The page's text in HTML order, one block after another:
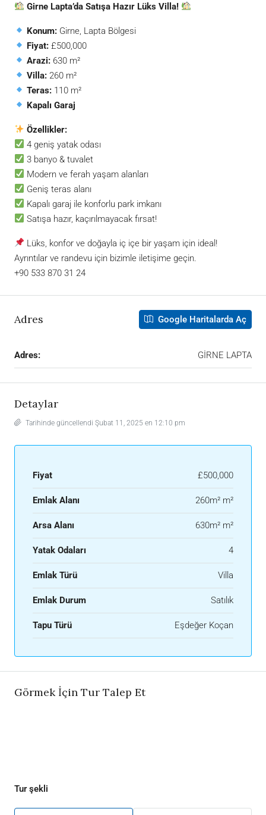
Girne Lapta’da Satışa Hazır Lüks Villa!
Konum: Girne, Lapta Bölgesi
Fiyat: £500,000
Arazi: 630 m²
Villa: 260 m²
Teras: 110 m²
Kapalı Garaj
Özellikler:
4 geniş yatak odası
3 banyo & tuvalet
Modern ve ferah yaşam alanları
Geniş teras alanı
Kapalı garaj ile konforlu park imkanı
Satışa hazır, kaçırılmayacak fırsat!
Lüks, konfor ve doğayla iç içe bir yaşam için ideal!
Ayrıntılar ve randevu için bizimle iletişime geçin.
+90 533 870 31 24
Adres Google Haritalarda Aç
Adres: GİRNE LAPTA
Detaylar
Tarihinde güncellendi Şubat 11, 2025 en 12:10 pm
Fiyat £500,000
Emlak Alanı 260m² m²
Arsa Alanı 630m² m²
Yatak Odaları 4
Emlak Türü Villa
Emlak Durum Satılık
Tapu Türü Eşdeğer Koçan
Görmek İçin Tur Talep Et
Tur şekli